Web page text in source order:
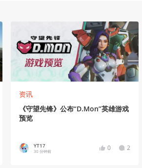
资讯
《守望先锋》公布“D.Mon”英雄游戏
预览
YT17
30 分钟前 0 2